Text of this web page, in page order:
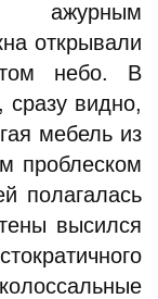
ажурным
открывали
небо. В
видно,
мебель из
проблеском
полагалась
высился